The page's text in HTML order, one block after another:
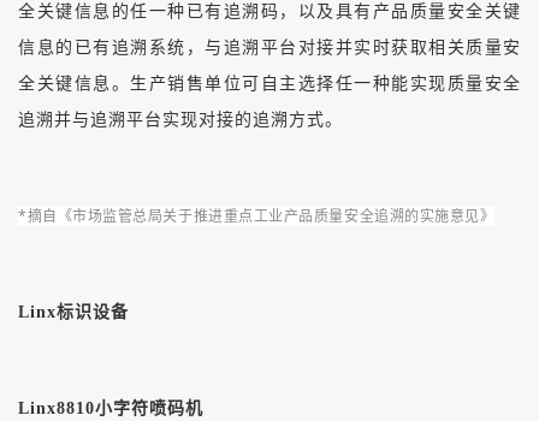
全关键信息的任一种已有追溯码，以及具有产品质量安全关键
信息的已有追溯系统，与追溯平台对接并实时获取相关质量安
全关键信息。生产销售单位可自主选择任一种能实现质量安全
追溯并与追溯平台实现对接的追溯方式。
*摘自《市场监管总局关于推进重点工业产品质量安全追溯的实施意见》
Linx标识设备
Linx8810小字符喷码机